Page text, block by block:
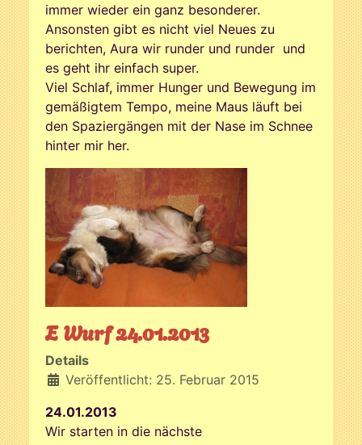
immer wieder ein ganz besonderer.
Ansonsten gibt es nicht viel Neues zu
berichten, Aura wir runder und runder und
es geht ihr einfach super.
Viel Schlaf, immer Hunger und Bewegung im
gemäßigtem Tempo, meine Maus läuft bei
den Spaziergängen mit der Nase im Schnee
hinter mir her.
E Wurf 24.01.2013
Details
Veröffentlicht: 25. Februar 2015
24.01.2013
Wir starten in die nächste